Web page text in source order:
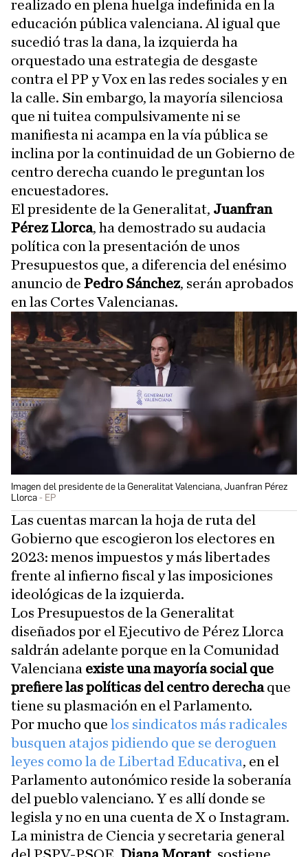
realizado en plena huelga indefinida en la
educación pública valenciana. Al igual que
sucedió tras la dana, la izquierda ha
orquestado una estrategia de desgaste
contra el PP y Vox en las redes sociales y en
la calle. Sin embargo, la mayoría silenciosa
que ni tuitea compulsivamente ni se
manifiesta ni acampa en la vía pública se
inclina por la continuidad de un Gobierno de
centro derecha cuando le preguntan los
encuestadores.
El presidente de la Generalitat, Juanfran
Pérez Llorca, ha demostrado su audacia
política con la presentación de unos
Presupuestos que, a diferencia del enésimo
anuncio de Pedro Sánchez, serán aprobados
en las Cortes Valencianas.
Imagen del presidente de la Generalitat Valenciana, Juanfran Pérez
Llorca
EP
Las cuentas marcan la hoja de ruta del
Gobierno que escogieron los electores en
2023: menos impuestos y más libertades
frente al infierno fiscal y las imposiciones
ideológicas de la izquierda.
Los Presupuestos de la Generalitat
diseñados por el Ejecutivo de Pérez Llorca
saldrán adelante porque en la Comunidad
Valenciana existe una mayoría social que
prefiere las políticas del centro derechaque
tiene su plasmación en el Parlamento.
Por mucho que los sindicatos más radicales
busquen atajos pidiendo que se deroguen
leyes como la de Libertad Educativa, en el
Parlamento autonómico reside la soberanía
del pueblo valenciano. Y es allí donde se
legisla y no en una cuenta de X o Instagram.
La ministra de Ciencia y secretaria general